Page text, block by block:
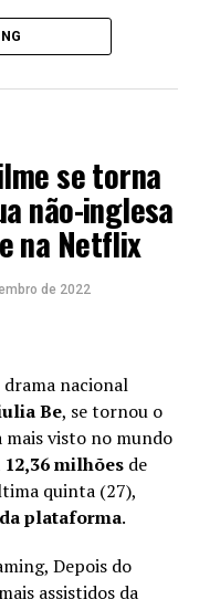
é um dos
deUS$35 milhões
demonstrados
que a
design de seus
passando por
efeitos de
o
Toro é
como o grande
do próximo
de A Família
perspectiva
da Warner Bros,
filmes de Harry
para mais
|YouTube
sonho.
Neil Gaiman e é
de um grupo
Sem Fim. Como seu
reina sobre
se torna
não-inglesa
na Netflix
de 2022
drama nacional
Be, se tornou o
visto no mundo
12,36 milhõesde
quinta (27),
plataforma.
Depois do
assistidos da